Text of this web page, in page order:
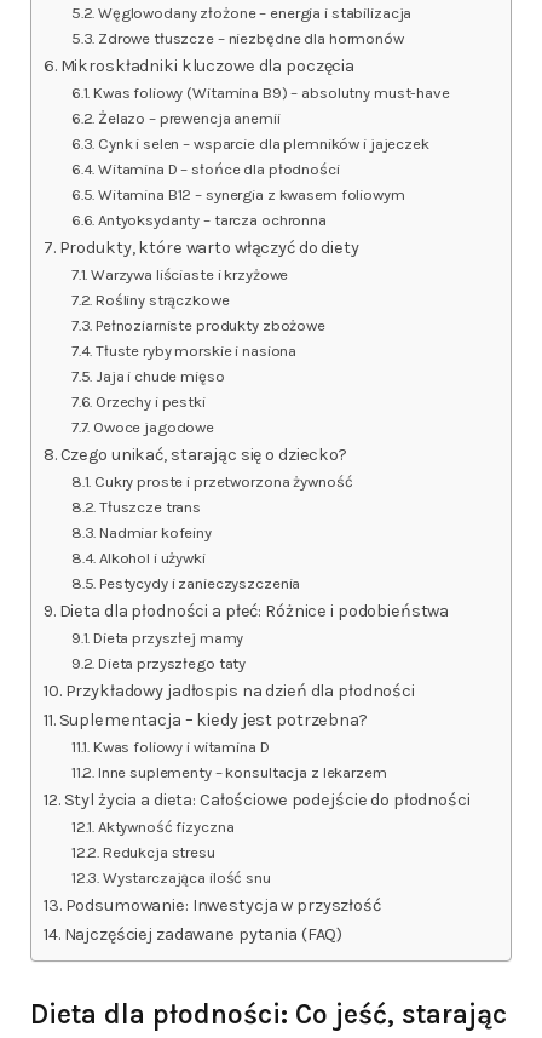
Węglowodany złożone – energia i stabilizacja
Zdrowe tłuszcze – niezbędne dla hormonów
Mikroskładniki kluczowe dla poczęcia
Kwas foliowy (Witamina B9) – absolutny must-have
Żelazo – prewencja anemii
Cynk i selen – wsparcie dla plemników i jajeczek
Witamina D – słońce dla płodności
Witamina B12 – synergia z kwasem foliowym
Antyoksydanty – tarcza ochronna
Produkty, które warto włączyć do diety
Warzywa liściaste i krzyżowe
Rośliny strączkowe
Pełnoziarniste produkty zbożowe
Tłuste ryby morskie i nasiona
Jaja i chude mięso
Orzechy i pestki
Owoce jagodowe
Czego unikać, starając się o dziecko?
Cukry proste i przetworzona żywność
Tłuszcze trans
Nadmiar kofeiny
Alkohol i używki
Pestycydy i zanieczyszczenia
Dieta dla płodności a płeć: Różnice i podobieństwa
Dieta przyszłej mamy
Dieta przyszłego taty
Przykładowy jadłospis na dzień dla płodności
Suplementacja – kiedy jest potrzebna?
Kwas foliowy i witamina D
Inne suplementy – konsultacja z lekarzem
Styl życia a dieta: Całościowe podejście do płodności
Aktywność fizyczna
Redukcja stresu
Wystarczająca ilość snu
Podsumowanie: Inwestycja w przyszłość
Najczęściej zadawane pytania (FAQ)
Dieta dla płodności: Co jeść, starając